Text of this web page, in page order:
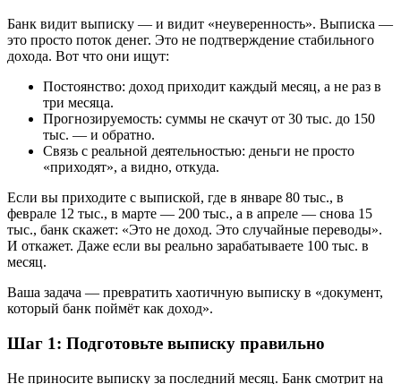
Банк видит выписку — и видит «неуверенность». Выписка —
это просто поток денег. Это не подтверждение стабильного
дохода. Вот что они ищут:
Постоянство: доход приходит каждый месяц, а не раз в
три месяца.
Прогнозируемость: суммы не скачут от 30 тыс. до 150
тыс. — и обратно.
Связь с реальной деятельностью: деньги не просто
«приходят», а видно, откуда.
Если вы приходите с выпиской, где в январе 80 тыс., в
феврале 12 тыс., в марте — 200 тыс., а в апреле — снова 15
тыс., банк скажет: «Это не доход. Это случайные переводы».
И откажет. Даже если вы реально зарабатываете 100 тыс. в
месяц.
Ваша задача — превратить хаотичную выписку в «документ,
который банк поймёт как доход».
Шаг 1: Подготовьте выписку правильно
Не приносите выписку за последний месяц. Банк смотрит на